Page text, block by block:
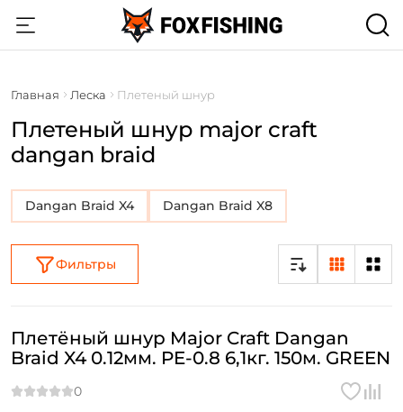
Главная Леска Плетеный шнур
Плетеный шнур major craft
dangan braid
Dangan Braid X4 Dangan Braid X8
Фильтры
Плетёный шнур Major Craft Dangan
Braid X4 0.12мм. PE-0.8 6,1кг. 150м. GREEN